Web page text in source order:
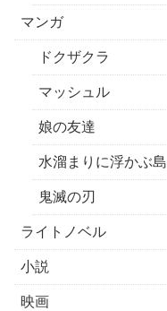
マンガ
ドクザクラ
マッシュル
娘の友達
水溜まりに浮かぶ島
鬼滅の刃
ライトノベル
小説
映画